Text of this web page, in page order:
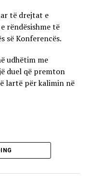
të drejtat e
rëndësishme të
së Konferencës.
udhëtim me
duel që premton
lartë për kalimin në